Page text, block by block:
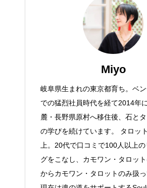
Miyo
岐阜県生まれの東京都育ち。ベ
での猛烈社員時代を経て2014年
麓・長野県原村へ移住後、石と
の学びを続けています。 タロッ
上。20代で口コミで100人以上
グをこなし、カモワン・タロッ
からカモワン・タロットのみ扱っ